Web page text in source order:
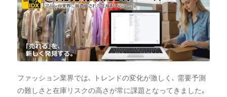
ファッション業界では､ トレンドの変化が激しく､ 需要予測
の難しさと在庫リスクの高さが常に課題となってきました｡